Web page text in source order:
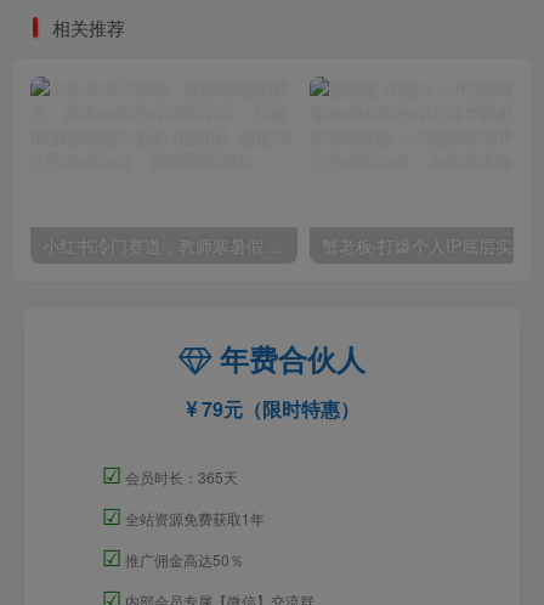
相关推荐
小红书冷门赛道，教师寒暑假项目，多种连环套的变现方式，还能矩阵操作放大收益【揭秘】
年费合伙人
79元（限时特惠）
☑ 会员时长：365天
☑ 全站资源免费获取1年
☑ 推广佣金高达50％
☑